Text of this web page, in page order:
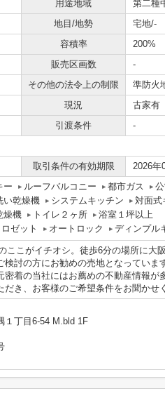
用途地域
第二種
地目/地勢
宅地/-
容積率
200%
販売区画数
-
その他の法令上の制限
準防火
現況
古家有
引渡条件
-
取引条件の有効期限 2026年
ー ルーフバルコニー 都市ガス
い乾燥機 システムキッチン
対面式
燥機 トイレ２ヶ所
浴室１坪以上
ゼット
オートロック ディンプル
ここがイチオシ。徒歩6分の場所に大
検討の方にお勧めの売地となっていま
密着の当社にはお薦めの不動産情報が
き、お客様のご希望条件をお聞かせ
１丁目6-54 M.bld 1F